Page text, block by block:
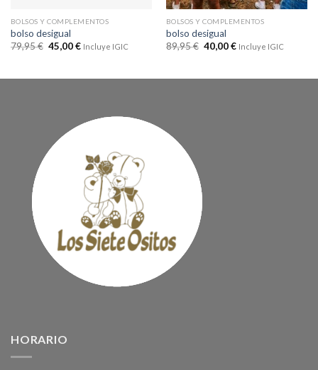
BOLSOS Y COMPLEMENTOS
bolso desigual
79,95€ 45,00€ Incluye IGIC
BOLSOS Y COMPLEMENTOS
bolso desigual
89,95€ 40,00€ Incluye IGIC
HORARIO